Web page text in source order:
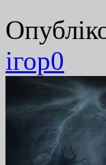
ігор0